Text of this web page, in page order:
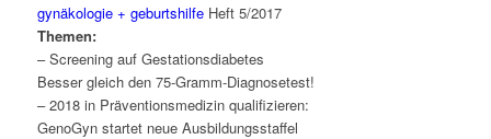
gynäkologie + geburtshilfeHeft 5/2017
Themen:
– Screening auf Gestationsdiabetes
Besser gleich den 75-Gramm-Diagnosetest!
– 2018 in Präventionsmedizin qualifizieren:
GenoGyn startet neue Ausbildungsstaffel